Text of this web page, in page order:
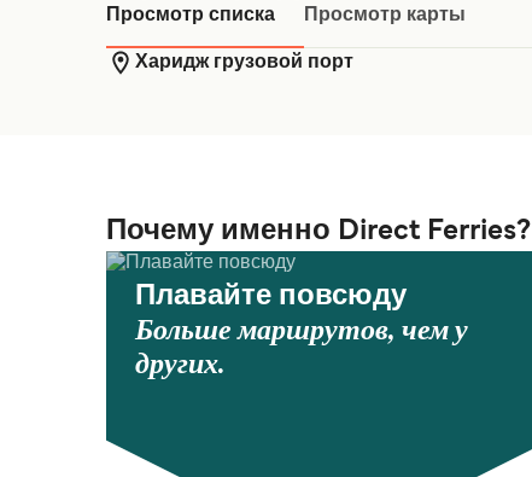
Просмотр списка Просмотр карты
Харидж грузовой порт
Почему именно Direct Ferries?
Плавайте повсюду
Больше маршрутов, чем у
других.